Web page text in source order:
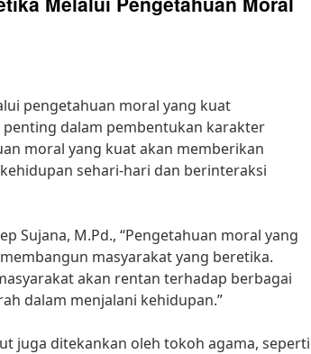
pengetahuan moral yang kuat
dalam pembentukan karakter
moral yang kuat akan memberikan
sehari-hari dan berinteraksi
Sujana, M.Pd., “Pengetahuan moral yang
masyarakat yang beretika.
akan rentan terhadap berbagai
dalam menjalani kehidupan.”
juga ditekankan oleh tokoh agama, seperti